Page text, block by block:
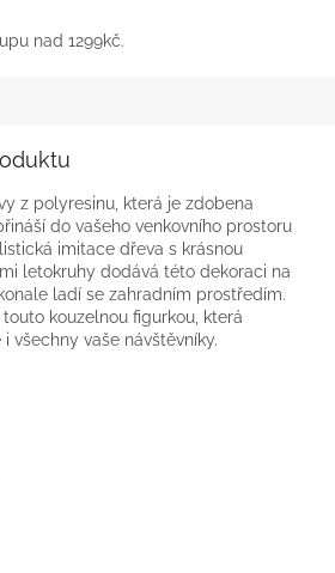
nad 1299kč.
z polyresinu, která je zdobena
do vašeho venkovního prostoru
imitace dřeva s krásnou
letokruhy dodává této dekoraci na
ladí se zahradním prostředím.
kouzelnou figurkou, která
všechny vaše návštěvníky.